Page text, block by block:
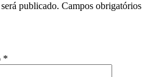
publicado. Campos obrigatórios
*